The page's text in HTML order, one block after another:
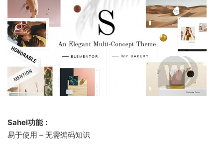
Sahel功能：
易于使用 – 无需编码知识